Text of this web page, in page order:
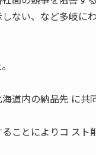
ない、など多岐に
道内の納品先 に共
ことによりコ スト